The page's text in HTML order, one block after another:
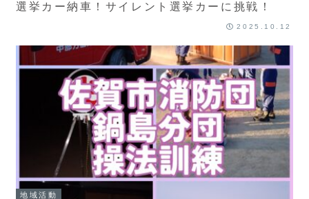
選挙カー納車！サイレント選挙カーに挑戦！
2025.10.12
地域活動